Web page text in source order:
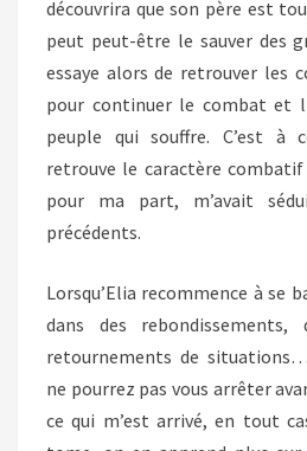
découvrira que son père est
peut peut-être le sauver des
essaye alors de retrouver les
pour continuer le combat et
peuple qui souffre. C’est à
retrouve le caractère
pour ma part, m’avait
précédents.
Lorsqu’Elia recommence à se
dans des rebondissements,
retournements de
ne pourrez pas vous arrêter
ce qui m’est arrivé, en tout